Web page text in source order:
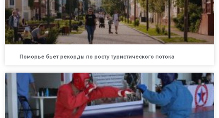
Поморье бьет рекорды по росту туристического потока